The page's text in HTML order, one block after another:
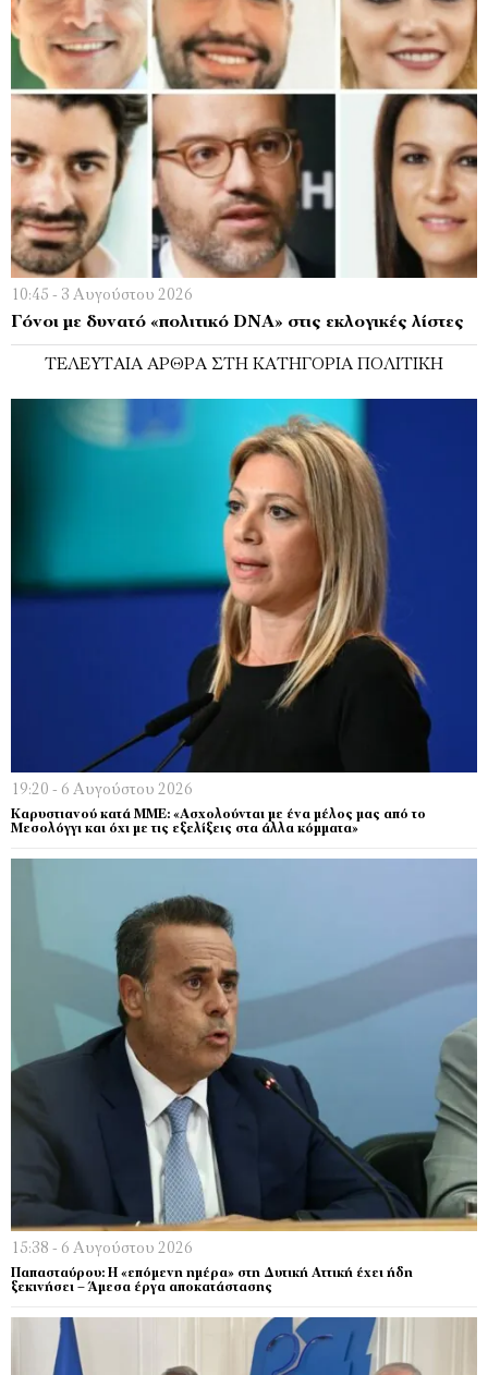
10:45 - 3 Αυγούστου 2026
Γόνοι με δυνατό «πολιτικό DNA» στις εκλογικές λίστες
ΤΕΛΕΥΤΑΊΑ ΆΡΘΡΑ ΣΤΗ ΚΑΤΗΓΟΡΊΑ ΠΟΛΙΤΙΚΉ
19:20 - 6 Αυγούστου 2026
Καρυστιανού κατά ΜΜΕ: «Ασχολούνται με ένα μέλος μας από το
Μεσολόγγι και όχι με τις εξελίξεις στα άλλα κόμματα»
15:38 - 6 Αυγούστου 2026
Παπασταύρου: Η «επόμενη ημέρα» στη Δυτική Αττική έχει ήδη
ξεκινήσει – Άμεσα έργα αποκατάστασης